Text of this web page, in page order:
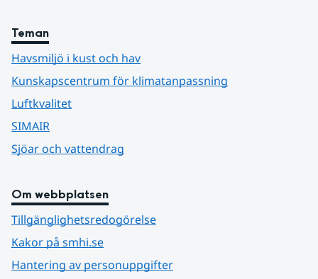
Teman
Havsmiljö i kust och hav
Kunskapscentrum för klimatanpassning
Luftkvalitet
SIMAIR
Sjöar och vattendrag
Om webbplatsen
Tillgänglighetsredogörelse
Kakor på smhi.se
Hantering av personuppgifter